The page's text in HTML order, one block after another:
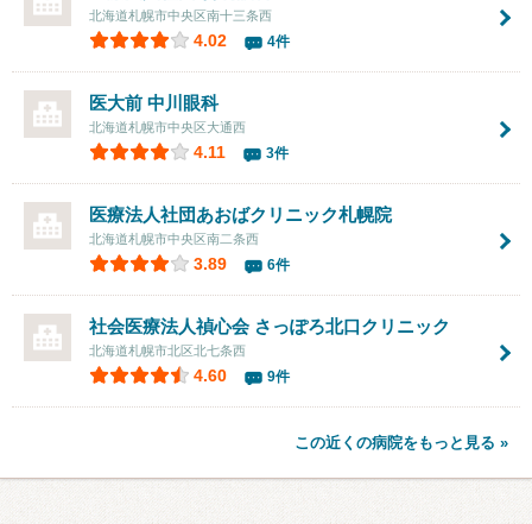
北海道札幌市中央区南十三条西
4.02 4件
医大前 中川眼科
北海道札幌市中央区大通西
4.11 3件
医療法人社団あおばクリニック札幌院
北海道札幌市中央区南二条西
3.89 6件
社会医療法人禎心会 さっぽろ北口クリニック
北海道札幌市北区北七条西
4.60 9件
この近くの病院をもっと見る »